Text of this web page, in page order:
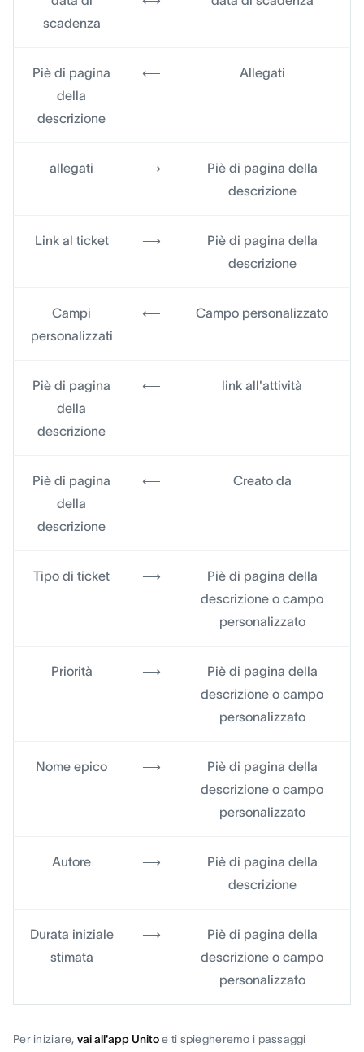
scadenza
Piè di pagina
della
descrizione
⟵ Allegati
allegati ⟶
Piè di pagina della
descrizione
Link al ticket ⟶
Piè di pagina della
descrizione
Campi
personalizzati
⟵ Campo personalizzato
Piè di pagina
della
descrizione
⟵ link all'attività
Piè di pagina
della
descrizione
⟵ Creato da
Tipo di ticket ⟶
Piè di pagina della
descrizione o campo
personalizzato
Priorità ⟶
Piè di pagina della
descrizione o campo
personalizzato
Nome epico ⟶
Piè di pagina della
descrizione o campo
personalizzato
Autore ⟶
Piè di pagina della
descrizione
Durata iniziale
stimata
⟶
Piè di pagina della
descrizione o campo
personalizzato
Per iniziare, vai all'app Unitoe ti spiegheremo i passaggi